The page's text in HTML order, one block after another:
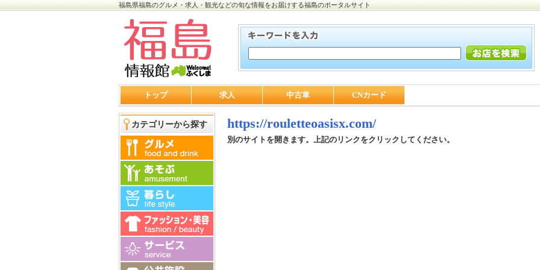
福島県福島のグルメ・求人・観光などの旬な情報をお届けする福島のポータルサイト
トップ 求人 中古車 CNカード
カテゴリーから探す https://rouletteoasisx.com/
別のサイトを開きます。上記のリンクをクリックしてください。